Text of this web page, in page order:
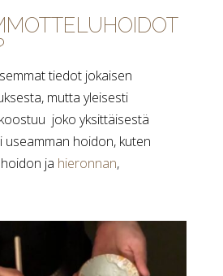
tiedot jokaisen
mutta yleisesti
joko yksittäisestä
hoidon, kuten
ja hieronnan,